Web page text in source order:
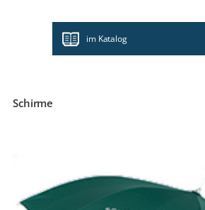
im Katalog
Schirme